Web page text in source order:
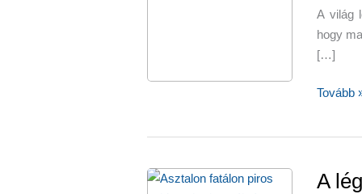
A világ
hogy
[…]
Mi
titka?
Tovább
A